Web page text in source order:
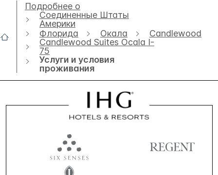
Подробнее о
Соединенные Штаты
Америки
Флорида
Окала
Candlewood
Candlewood Suites Ocala I-
75
Услуги и условия
проживания